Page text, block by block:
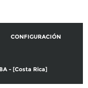
CONFIGURACIÓN
- [Costa Rica]